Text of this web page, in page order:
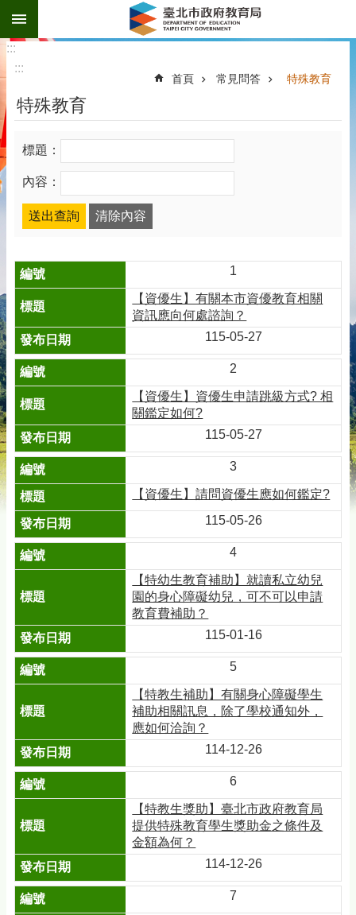
跳到主要內容區塊
:::
:::
首頁 常見問答 特殊教育
特殊教育
標題：
內容：
1
【資優生】有關本市資優教育相關
資訊應向何處諮詢？
115-05-27
2
【資優生】資優生申請跳級方式? 相
關鑑定如何?
115-05-27
3
【資優生】請問資優生應如何鑑定?
115-05-26
4
【特幼生教育補助】就讀私立幼兒
園的身心障礙幼兒，可不可以申請
教育費補助？
115-01-16
5
【特教生補助】有關身心障礙學生
補助相關訊息，除了學校通知外，
應如何洽詢？
114-12-26
6
【特教生獎助】臺北市政府教育局
提供特殊教育學生獎助金之條件及
金額為何？
114-12-26
7